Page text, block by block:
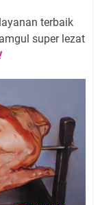
terbaik
super lezat